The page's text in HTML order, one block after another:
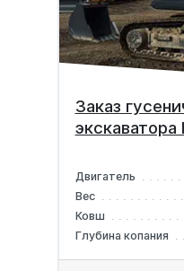
Заказ
экскаватора
Двигатель
Вес
Ковш
Глубина копания